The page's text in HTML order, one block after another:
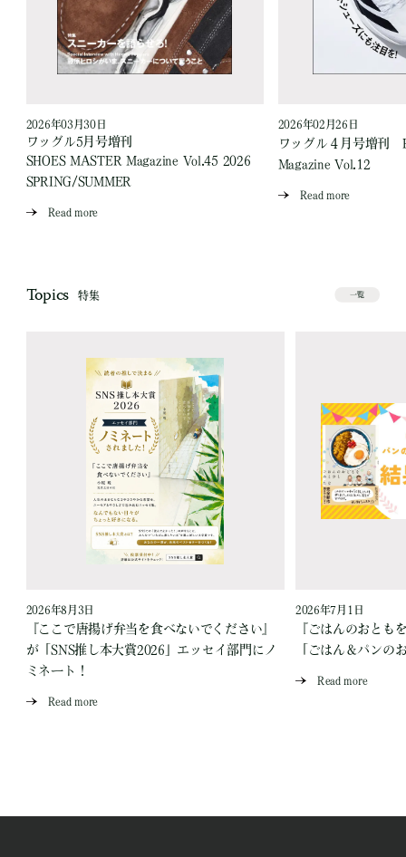
2026年03月30日
ワッグル5月号増刊
SHOES MASTER Magazine Vol.45 2026
SPRING/SUMMER
Read more
2026年02月26日
ワッグル４月号増刊
Magazine Vol.12
Read more
Topics 特集 一覧
2026年8月3日
『ここで唐揚げ弁当を食べないでください』
が「SNS推し本大賞2026」エッセイ部門にノ
ミネート！
Read more
2026年7月1日
『ごはんのおとも
「ごはん＆パンの
Read more